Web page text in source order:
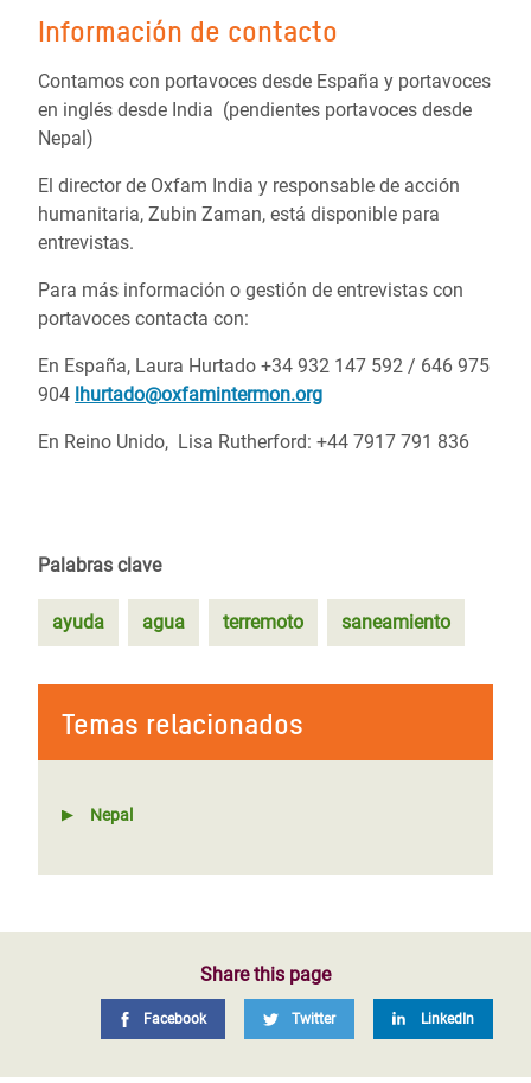
Información de contacto
Contamos con portavoces desde España y portavoces
en inglés desde India (pendientes portavoces desde
Nepal)
El director de Oxfam India y responsable de acción
humanitaria, Zubin Zaman, está disponible para
entrevistas.
Para más información o gestión de entrevistas con
portavoces contacta con:
En España, Laura Hurtado +34 932 147 592 / 646 975
904 lhurtado@oxfamintermon.org
En Reino Unido, Lisa Rutherford: +44 7917 791 836
Palabras clave
ayuda agua terremoto saneamiento
Temas relacionados
Nepal
Share this page
Facebook Twitter LinkedIn